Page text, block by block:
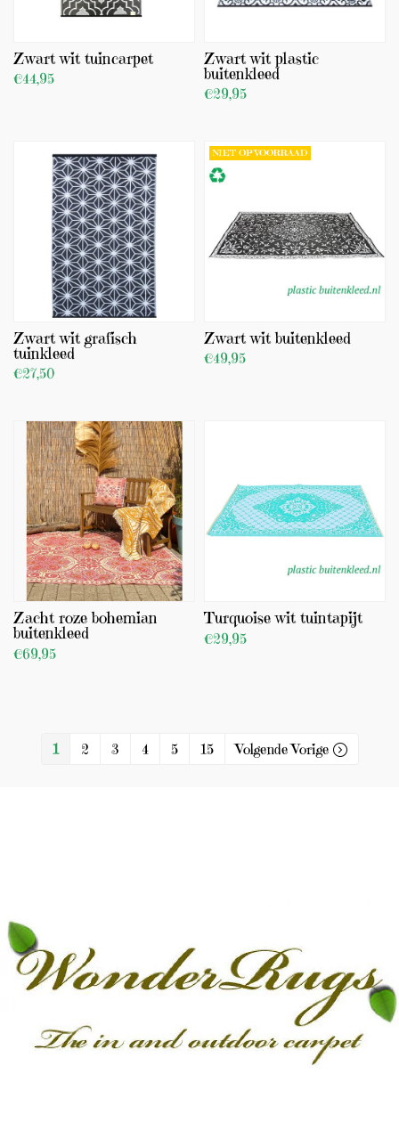
Zwart wit tuincarpet
€44,95
Zwart wit plastic
buitenkleed
€29,95
TOEVOEGEN
Zwart wit grafisch
tuinkleed
€27,50
TOEVOEGEN
NIET OP VOORRAAD
Zwart wit buitenkleed
€49,95
Zacht roze bohemian
buitenkleed
€69,95
Turquoise wit tuintapijt
€29,95
1 2 3 4 5 15 Volgende Vorige
(0)